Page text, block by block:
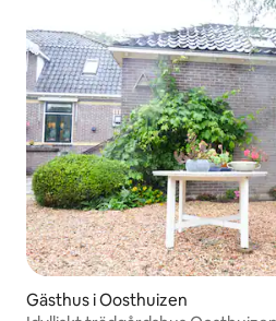
Gästhus i Oosthuizen